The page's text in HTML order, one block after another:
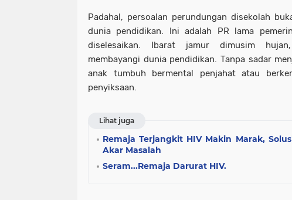
Padahal, persoalan perundungan disekolah
dunia pendidikan. Ini adalah PR lama
diselesaikan. Ibarat jamur dimusim
membayangi dunia pendidikan. Tanpa sadar
anak tumbuh bermental penjahat atau
penyiksaan.
Lihat juga
Remaja Terjangkit HIV Makin Marak,
Akar Masalah
Seram...Remaja Darurat HIV.